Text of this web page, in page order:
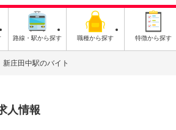
路線・駅から探す 職種から探す 特徴から探す
新庄田中駅のバイト
人情報